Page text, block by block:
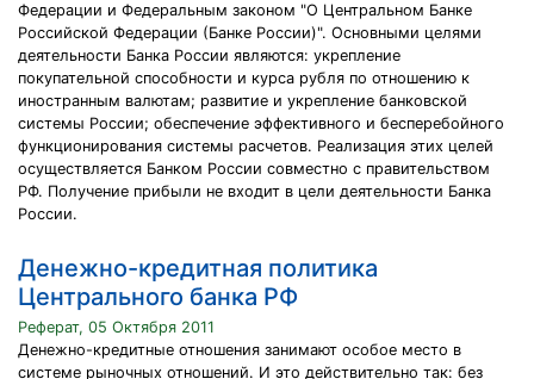
Федерации и Федеральным законом "О Центральном Банке
Российской Федерации (Банке России)". Основными целями
деятельности Банка России являются: укрепление
покупательной способности и курса рубля по отношению к
иностранным валютам; развитие и укрепление банковской
системы России; обеспечение эффективного и бесперебойного
функционирования системы расчетов. Реализация этих целей
осуществляется Банком России совместно с правительством
РФ. Получение прибыли не входит в цели деятельности Банка
России.
Денежно-кредитная политика
Центрального банка РФ
Реферат, 05 Октября 2011
Денежно-кредитные отношения занимают особое место в
системе рыночных отношений. И это действительно так: без